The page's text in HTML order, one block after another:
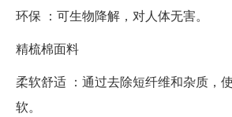
环保 ：可生物降解，对人体无害。
精梳棉面料
柔软舒适 ：通过去除短纤维和杂质，
软。